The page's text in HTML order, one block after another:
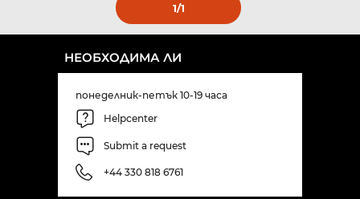
1/1
НЕОБХОДИМА ЛИ
понеделник-петък 10-19 часа
Helpcenter
Submit a request
+44 330 818 6761